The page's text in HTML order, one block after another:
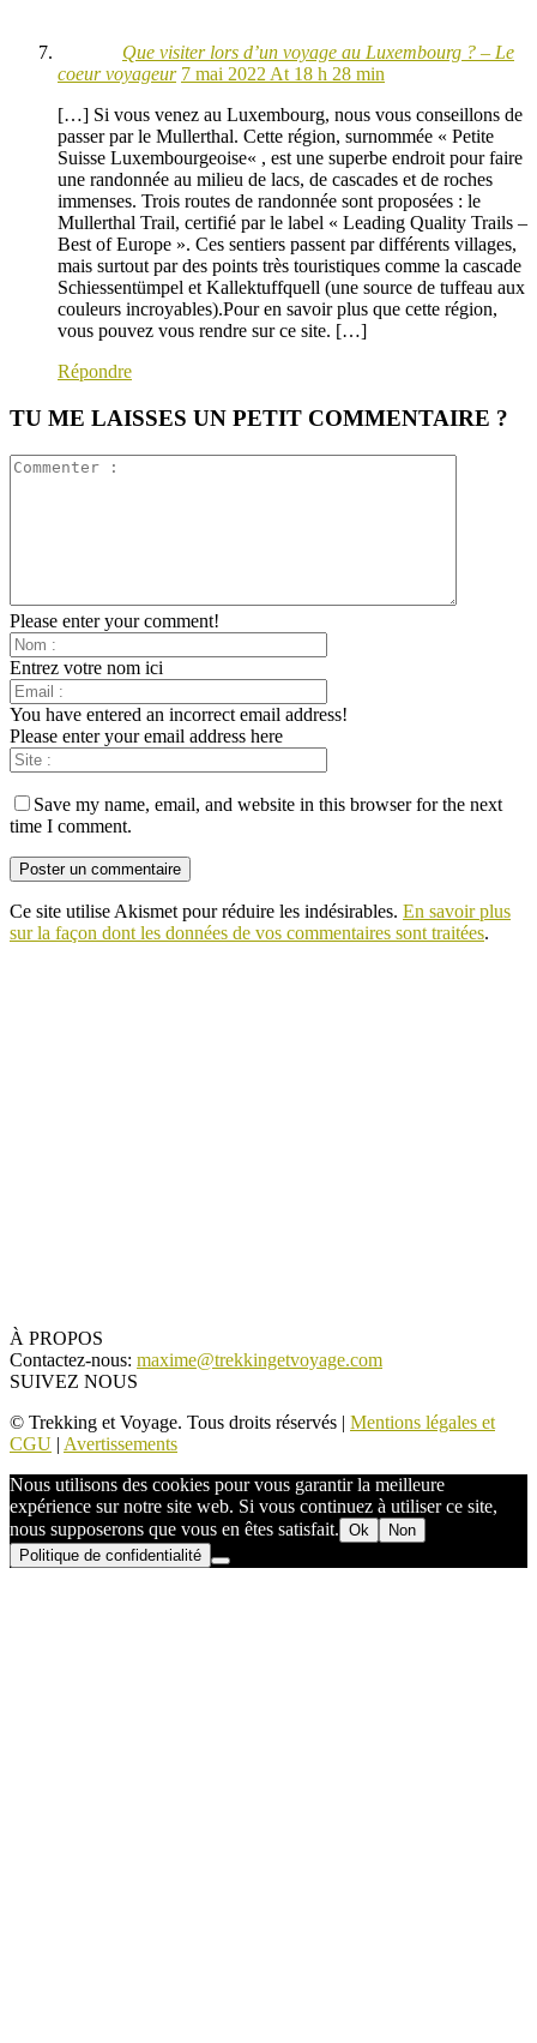
Que visiter lors d’un voyage au Luxembourg ? – Le
coeur voyageur 7 mai 2022 At 18 h 28 min
[…] Si vous venez au Luxembourg, nous vous conseillons de
passer par le Mullerthal. Cette région, surnommée « Petite
Suisse Luxembourgeoise« , est une superbe endroit pour faire
une randonnée au milieu de lacs, de cascades et de roches
immenses. Trois routes de randonnée sont proposées : le
Mullerthal Trail, certifié par le label « Leading Quality Trails –
Best of Europe ». Ces sentiers passent par différents villages,
mais surtout par des points très touristiques comme la cascade
Schiessentümpel et Kallektuffquell (une source de tuffeau aux
couleurs incroyables).Pour en savoir plus que cette région,
vous pouvez vous rendre sur ce site. […]
Répondre
TU ME LAISSES UN PETIT COMMENTAIRE ?
Please enter your comment!
Entrez votre nom ici
You have entered an incorrect email address!
Please enter your email address here
Save my name, email, and website in this browser for the next
time I comment.
Ce site utilise Akismet pour réduire les indésirables. En savoir plus
sur la façon dont les données de vos commentaires sont traitées.
À PROPOS
Contactez-nous: maxime@trekkingetvoyage.com
SUIVEZ NOUS
© Trekking et Voyage. Tous droits réservés | Mentions légales et
CGU | Avertissements
Nous utilisons des cookies pour vous garantir la meilleure
expérience sur notre site web. Si vous continuez à utiliser ce site,
nous supposerons que vous en êtes satisfait. Ok
Non
Politique de confidentialité